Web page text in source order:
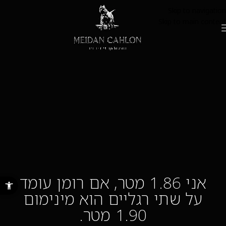
פתח סרגל אני 1.86 מטר, אם רומן עומד
על שתי רגליים הוא מינימום
1.90 מטר.